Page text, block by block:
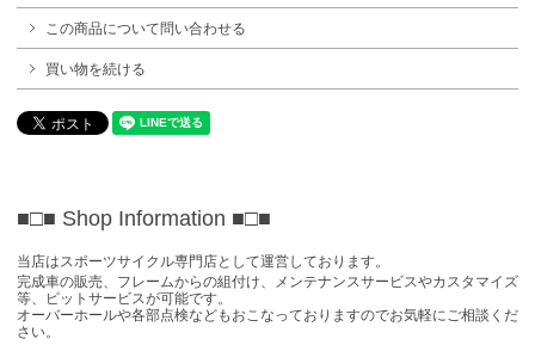
この商品について問い合わせる
買い物を続ける
■□■ Shop Information ■□■
当店はスポーツサイクル専門店として運営しております。
完成車の販売、フレームからの組付け、メンテナンスサービスやカスタマイズ
等、ピットサービスが可能です。
オーバーホールや各部点検などもおこなっておりますのでお気軽にご相談くだ
さい。